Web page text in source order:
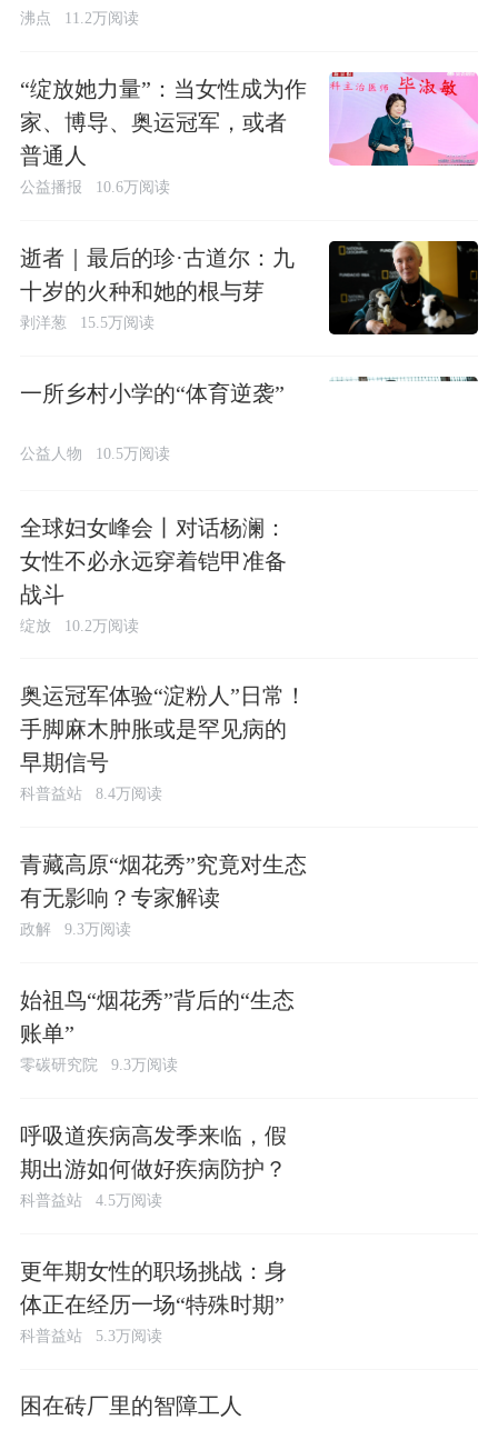
沸点 11.2万阅读
“绽放她力量”：当女性成为作
家、博导、奥运冠军，或者
普通人
公益播报 10.6万阅读
逝者｜最后的珍·古道尔：九
十岁的火种和她的根与芽
剥洋葱 15.5万阅读
一所乡村小学的“体育逆袭”
公益人物 10.5万阅读
全球妇女峰会丨对话杨澜：
女性不必永远穿着铠甲准备
战斗
绽放 10.2万阅读
奥运冠军体验“淀粉人”日常！
手脚麻木肿胀或是罕见病的
早期信号
科普益站 8.4万阅读
青藏高原“烟花秀”究竟对生态
有无影响？专家解读
政解 9.3万阅读
始祖鸟“烟花秀”背后的“生态
账单”
零碳研究院 9.3万阅读
呼吸道疾病高发季来临，假
期出游如何做好疾病防护？
科普益站 4.5万阅读
更年期女性的职场挑战：身
体正在经历一场“特殊时期”
科普益站 5.3万阅读
困在砖厂里的智障工人